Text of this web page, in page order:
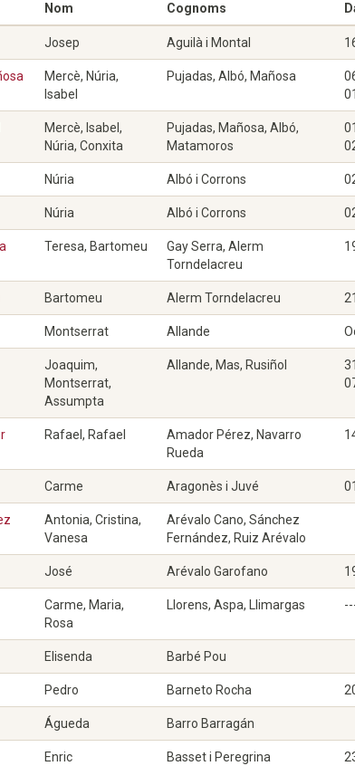
Nom Cognoms
Josep Aguilà i Montal
Mercè, Núria,
Isabel
Pujadas, Albó, Mañosa
Mercè, Isabel,
Núria, Conxita
Pujadas, Mañosa, Albó,
Matamoros
Núria Albó i Corrons
Núria Albó i Corrons
Teresa, Bartomeu
Gay Serra, Alerm
Torndelacreu
Bartomeu Alerm Torndelacreu
Montserrat Allande
Joaquim,
Montserrat,
Assumpta
Allande, Mas, Rusiñol
Rafael, Rafael
Amador Pérez, Navarro
Rueda
Carme Aragonès i Juvé
Antonia, Cristina,
Vanesa
Arévalo Cano, Sánchez
Fernández, Ruiz Arévalo
José Arévalo Garofano
Carme, Maria,
Rosa
Llorens, Aspa, Llimargas
Elisenda Barbé Pou
Pedro Barneto Rocha
Águeda Barro Barragán
Enric Basset i Peregrina